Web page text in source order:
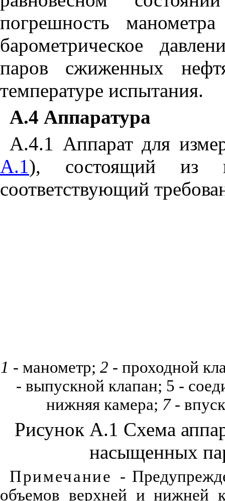
погрешность
барометрическое
паров сжиженных
температуре испытания.
А.4 Аппаратура
А.4.1 Аппарат для
А.1), состоящий из
соответствующий
1 - манометр; 2 - проходной
- выпускной клапан; 5 -
нижняя камера; 7-
Рисунок А.1 Схема
насыщенных
Примечание -
объемов верхней и нижней